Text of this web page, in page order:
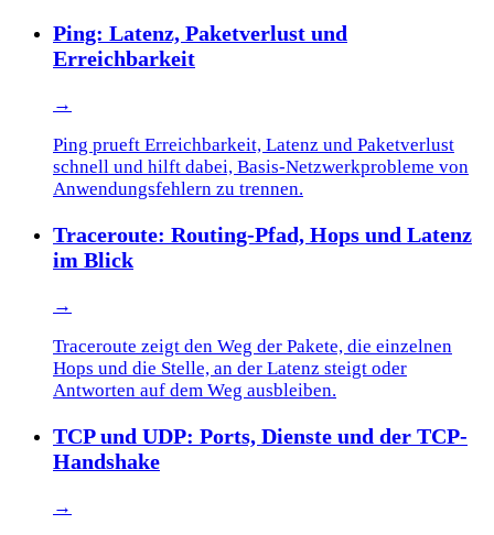
Ping: Latenz, Paketverlust und
Erreichbarkeit
→
Ping prueft Erreichbarkeit, Latenz und Paketverlust
schnell und hilft dabei, Basis-Netzwerkprobleme von
Anwendungsfehlern zu trennen.
Traceroute: Routing-Pfad, Hops und Latenz
im Blick
→
Traceroute zeigt den Weg der Pakete, die einzelnen
Hops und die Stelle, an der Latenz steigt oder
Antworten auf dem Weg ausbleiben.
TCP und UDP: Ports, Dienste und der TCP-
Handshake
→